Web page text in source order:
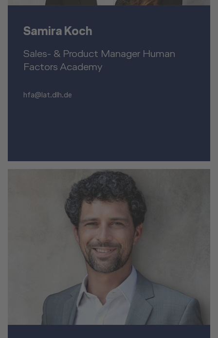
Samira Koch
Sales- & Product Manager Human
Factors Academy
hfa@lat.dlh.de